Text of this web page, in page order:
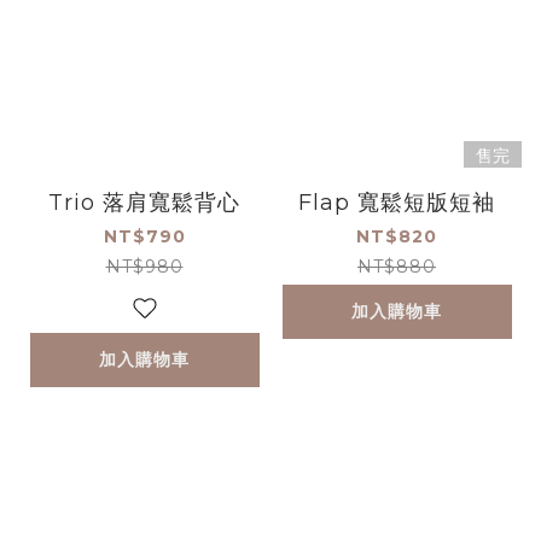
Trio 落肩寬鬆背心
NT$790
NT$980
加入購物車
售完
Flap 寬鬆短版短袖
NT$820
NT$880
加入購物車